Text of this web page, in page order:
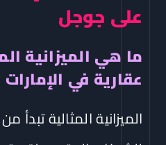
على جوجل
ما هي الميزانية
عقارية في الإمارات